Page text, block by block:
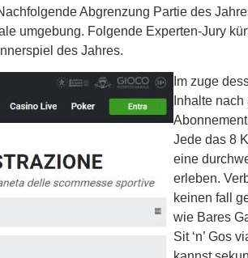
Abgrenzung Partie des
umgebung. Folgende Experten-Jury
des Jahres.
Im zuge
Inhalte
Jede das 8
eine
erleben.
keinen fall
wie Bares
Sit ‘n’ Gos